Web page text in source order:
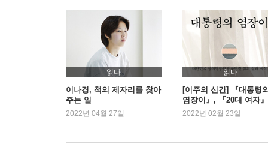
읽다
이나경, 책의 제자리를 찾아
주는 일
2022년 04월 27일
읽다
[이주의 신간] 『대통령
염장이』, 『20대 여자
2022년 02월 23일